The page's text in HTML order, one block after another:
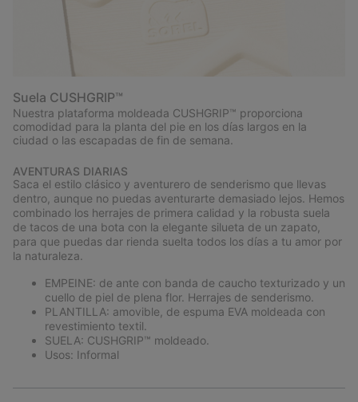
Suela CUSHGRIP™
Nuestra plataforma moldeada CUSHGRIP™ proporciona
comodidad para la planta del pie en los días largos en la
ciudad o las escapadas de fin de semana.
AVENTURAS DIARIAS
Saca el estilo clásico y aventurero de senderismo que llevas
dentro, aunque no puedas aventurarte demasiado lejos. Hemos
combinado los herrajes de primera calidad y la robusta suela
de tacos de una bota con la elegante silueta de un zapato,
para que puedas dar rienda suelta todos los días a tu amor por
la naturaleza.
EMPEINE: de ante con banda de caucho texturizado y un
cuello de piel de plena flor. Herrajes de senderismo.
PLANTILLA: amovible, de espuma EVA moldeada con
revestimiento textil.
SUELA: CUSHGRIP™ moldeado.
Usos: Informal